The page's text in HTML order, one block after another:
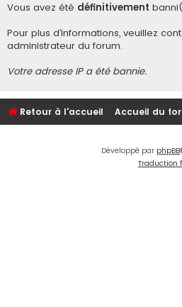
Vous avez été définitivement
Pour plus d’informations, veuillez
administrateur du forum.
Votre adresse IP a été bannie.
Retour à l'accueil Accueil du
Développé par phpBB
Traduction